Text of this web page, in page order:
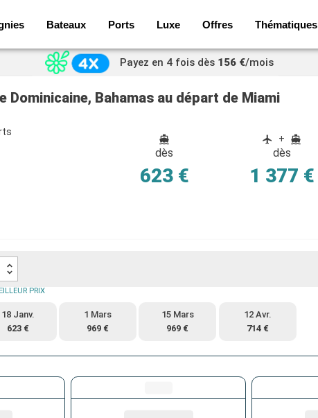
Bateaux Ports Luxe Offres Thématiques
Payez en 4 fois dès 156 €/mois
Bahamas au départ de Miami
dès
623 €
+
dès
1 377 €
PRIX
18 Janv.
623 €
1 Mars
969 €
15 Mars
969 €
12 Avr.
714 €